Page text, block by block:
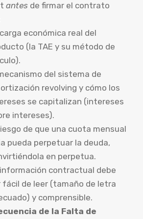
antes de firmar el contrato
económica real del
(la TAE y su método de
del sistema de
revolving y cómo los
se capitalizan (intereses
intereses).
de que una cuota mensual
pueda perpetuar la deuda,
en perpetua.
contractual debe
fácil de leer (tamaño de letra
y comprensible.
de la Falta de